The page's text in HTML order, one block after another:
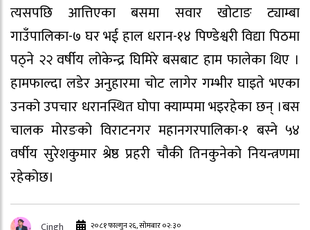
त्यसपछि आत्तिएका बसमा सवार खोटाङ ट्याम्बा
गाउँपालिका-७ घर भई हाल धरान-१४ पिण्डेश्वरी विद्या पिठमा
पठ्ने २२ वर्षीय लोकेन्द्र घिमिरे बसबाट हाम फालेका थिए ।
हामफाल्दा लडेर अनुहारमा चोट लागेर गम्भीर घाइते भएका
उनको उपचार धरानस्थित घोपा क्याम्पमा भइरहेका छन् ।बस
चालक मोरङको विराटनगर महानगरपालिका-१ बस्ने ५४
वर्षीय सुरेशकुमार श्रेष्ठ प्रहरी चौकी तिनकुनेको नियन्त्रणमा
रहेकोछ।
Cingh २०८१ फाल्गुन २६, सोमबार ०२:३०